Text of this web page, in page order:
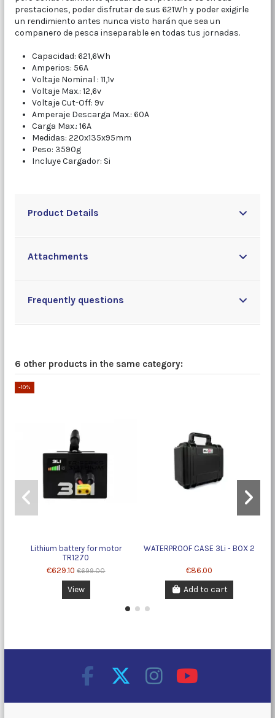
prestaciones, poder disfrutar de sus 621Wh y poder exigirle
un rendimiento antes nunca visto harán que sea un
companero de pesca inseparable en todas tus jornadas.
Capacidad: 621,6Wh
Amperios: 56A
Voltaje Nominal : 11,1v
Voltaje Max.: 12,6v
Voltaje Cut-Off: 9v
Amperaje Descarga Max.: 60A
Carga Max.: 16A
Medidas: 220x135x95mm
Peso: 3590g
Incluye Cargador: Si
Product Details
Attachments
Frequently questions
6 other products in the same category:
-10%
Lithium battery for motor
TR1270
€629.10€699.00
View
WATERPROOF CASE 3Li - BOX 2
€86.00
Add to cart